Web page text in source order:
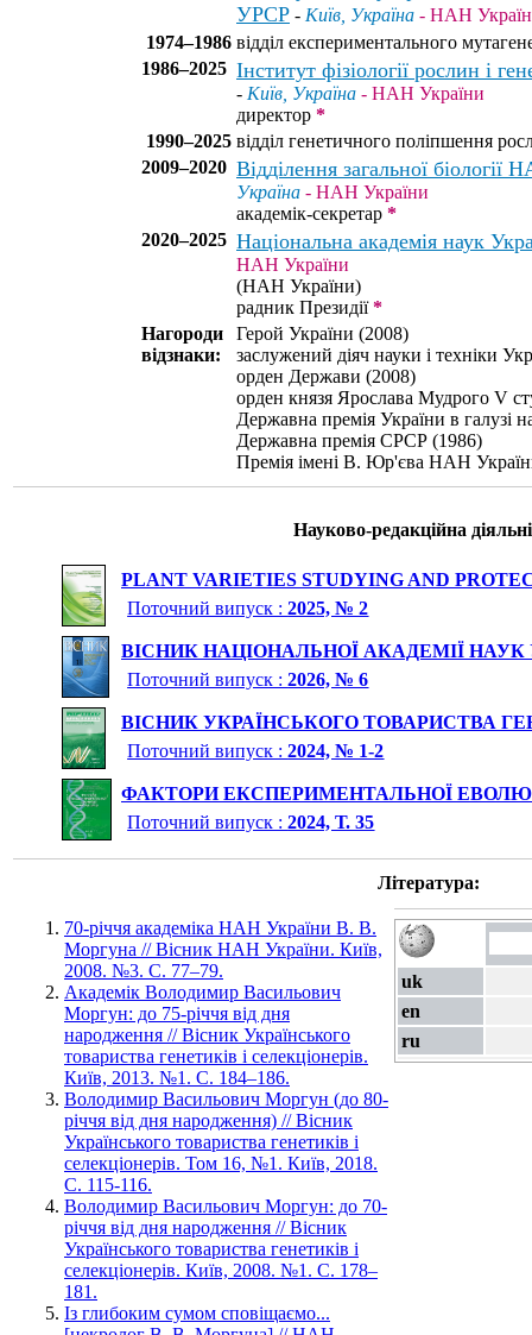
УРСР - Київ, Україна - НАН
1974–1986 відділ експериментального
1986–2025 Інститут фізіології рослин і
- Київ, Україна - НАН України
директор *
1990–2025 відділ генетичного поліпшення
2009–2020 Відділення загальної біології
Україна - НАН України
академік-секретар *
2020–2025 Національна академія наук
НАН України
(НАН України)
радник Президії*
Нагороди
відзнаки:
Герой України (2008)
заслужений діяч науки і техніки
орден Держави (2008)
орден князя Ярослава Мудрого V
Державна премія України в галузі
Державна премія СРСР (1986)
Премія імені В. Юр'єва НАН
Науково-редакційна
PLANT VARIETIES STUDYING AND
Поточний випуск :2025, № 2
ВІСНИК НАЦІОНАЛЬНОЇ АКАДЕМІЇ НАУК
Поточний випуск :2026, № 6
ВІСНИК УКРАЇНСЬКОГО ТОВАРИСТВА
Поточний випуск :2024, № 1-2
ФАКТОРИ ЕКСПЕРИМЕНТАЛЬНОЇ
Поточний випуск :2024, Т. 35
Література:
70-річчя академіка НАН України В. В.
Моргуна // Вісник НАН України. Київ,
2008. №3. С. 77–79.
Академік Володимир Васильович
Моргун: до 75-річчя від дня
народження // Вісник Українського
товариства генетиків і селекціонерів.
Київ, 2013. №1. С. 184–186.
Володимир Васильович Моргун (до 80-
річчя від дня народження) // Вісник
Українського товариства генетиків і
селекціонерів. Том 16, №1. Київ, 2018.
С. 115-116.
Володимир Васильович Моргун: до 70-
річчя від дня народження // Вісник
Українського товариства генетиків і
селекціонерів. Київ, 2008. №1. С. 178–
181.
Із глибоким сумом сповіщаємо...
uk
en
ru